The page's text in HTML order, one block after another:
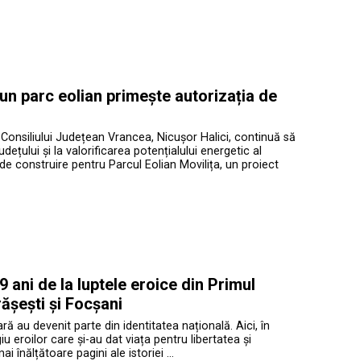
parc eolian primește autorizația de
Județean Vrancea, Nicușor Halici, continuă să
și la valorificarea potențialului energetic al
construire pentru Parcul Eolian Movilița, un proiect
ani de la luptele eroice din Primul
și Focșani
au devenit parte din identitatea națională. Aici, în
eroilor care și-au dat viața pentru libertatea și
înălțătoare pagini ale istoriei …